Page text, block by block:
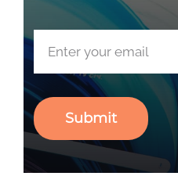
Submit